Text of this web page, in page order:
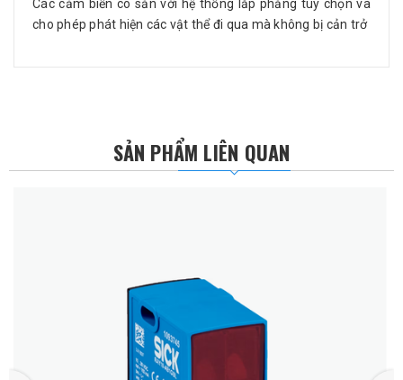
Các cảm biến có sẵn với hệ thống lắp phẳng tùy chọn và
cho phép phát hiện các vật thể đi qua mà không bị cản trở
SẢN PHẨM LIÊN QUAN